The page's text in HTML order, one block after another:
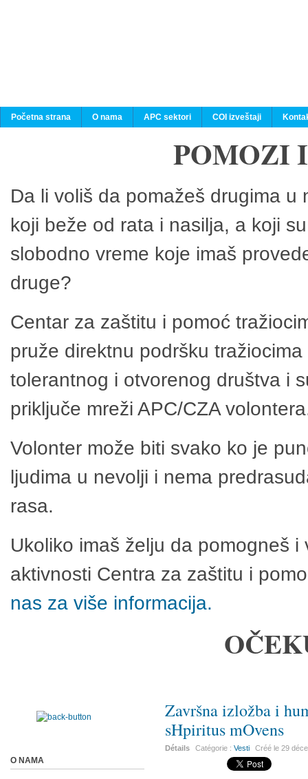
Početna strana O nama APC sektori COI izveštaji
POMOZI
Da li voliš da pomažeš drugima
koji beže od rata i nasilja, a koji
slobodno vreme koje imaš
druge?
Centar za zaštitu i pomoć
pruže direktnu podršku
tolerantnog i otvorenog društva i
priključe mreži APC/CZA
Volonter može biti svako ko je
ljudima u nevolji i nema
rasa.
Ukoliko imaš želju da pomogneš
aktivnosti Centra za zaštitu i
nas za više informacija.
Završna izložba i
sHpiritus mOvens
Détails Catégorie :Vesti Créé le29
O NAMA